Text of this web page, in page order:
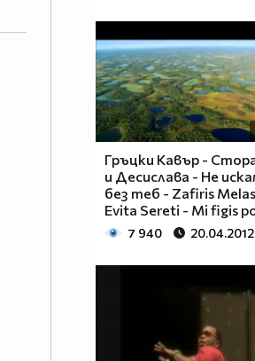
Гръцки Кавър -
и Десислава - Не
без теб - Zafiris
Evita Sereti - Mi figis
7 940 20.04.2012